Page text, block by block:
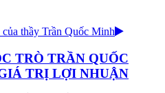
TRÒ TRẦN QUỐC
TRỊ LỢI NHUẬN